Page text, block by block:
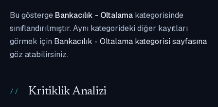
Bu gösterge Bankacılık - Oltalama kategorisinde
sınıflandırılmıştır. Aynı kategorideki diğer kayıtları
görmek için Bankacılık - Oltalama kategorisi sayfasına
göz atabilirsiniz.
Kritiklik Analizi